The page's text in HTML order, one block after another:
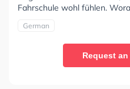
Fahrschule wohl fühlen.
German
Request